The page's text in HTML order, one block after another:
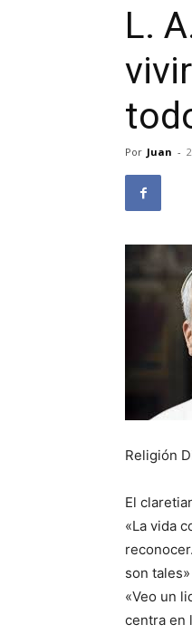
L.
Por Juan -
Religión
El
«La vida
son tales»
«Veo un
centra en